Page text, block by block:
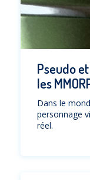
Pseudo
les
Dans le
personnage
réel.